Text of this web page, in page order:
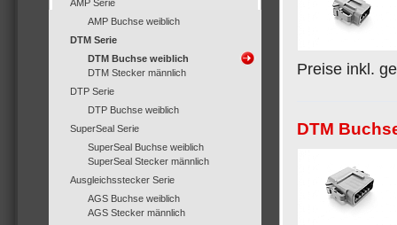
AMP Serie
AMP Buchse weiblich
DTM Serie
DTM Buchse weiblich
DTM Stecker männlich
DTP Serie
DTP Buchse weiblich
SuperSeal Serie
SuperSeal Buchse weiblich
SuperSeal Stecker männlich
Ausgleichsstecker Serie
AGS Buchse weiblich
AGS Stecker männlich
Preise inkl.
DTM